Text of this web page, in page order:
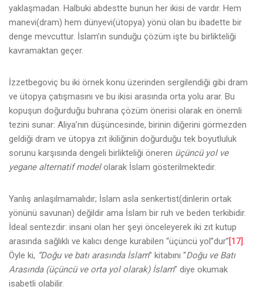
yaklaşmadan. Halbuki abdestte bunun her ikisi de vardır. Hem
manevi(dram) hem dünyevi(ütopya) yönü olan bu ibadette bir
denge mevcuttur. İslam’ın sunduğu çözüm işte bu birlikteliği
kavramaktan geçer.
İzzetbegoviç bu iki örnek konu üzerinden sergilendiği gibi dram
ve ütopya çatışmasını ve bu ikisi arasında orta yolu arar. Bu
kopuşun doğurduğu buhrana çözüm önerisi olarak en önemli
tezini sunar: Aliya’nın düşüncesinde, birinin diğerini görmezden
geldiği dram ve ütopya zıt ikiliğinin doğurduğu tek boyutluluk
sorunu karşısında dengeli birlikteliği öneren üçüncü yol ve
yegane alternatif modelolarak İslam gösterilmektedir.
Yanlış anlaşılmamalıdır; İslam asla senkertist(dinlerin ortak
yönünü savunan) değildir ama İslam bir ruh ve beden terkibidir.
İdeal sentezdir: insani olan her şeyi önceleyerek iki zıt kutup
arasında sağlıklı ve kalıcı denge kurabilen “üçüncü yol”dur”[17]
Öyle ki, “Doğu ve batı arasında İslam” kitabını “Doğu ve Batı
Arasında (üçüncü ve orta yol olarak) İslam” diye okumak
isabetli olabilir.